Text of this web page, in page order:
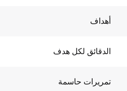
أهداف
الدقائق لكل هدف
تمريرات حاسمة